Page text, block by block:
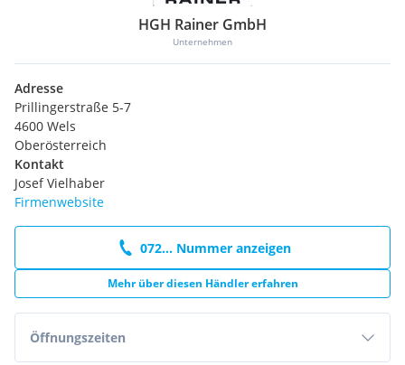
HGH Rainer GmbH
Unternehmen
Adresse
Prillingerstraße 5-7
4600 Wels
Oberösterreich
Kontakt
Josef Vielhaber
Firmenwebsite
072... Nummer anzeigen
Mehr über diesen Händler erfahren
Öffnungszeiten